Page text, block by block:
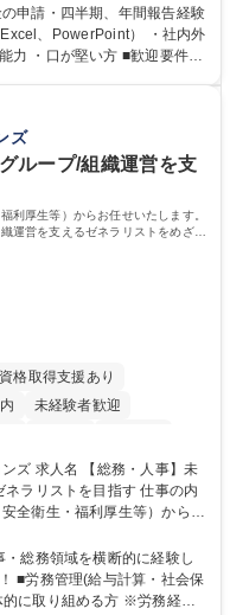
・人事グルー
・教育研修の企画、実行 ・勤
営（評議員会、理事会） ・
談対応 ・その他日常の総務
申請・四半期、年間報告経験
、PowerPoint） ・社内外
が堅い方 ■歓迎要件
ズ
ループ/組織運営を支
利厚生等）からお任せいたします。
運営を支えるゼネラリストをめざせ
資格取得支援あり
未経験者歓迎
土日祝休み 寮・社宅あり
】未
ストを目指す 仕事の内
全衛生・福利厚生等）からお
務へ守備範囲を広げ、組織運
生、健康経営推進等をお任せ
幅広く経験を積んでいただき
総務領域を横断的に経験し
保
に取り組める方 ※労務経験